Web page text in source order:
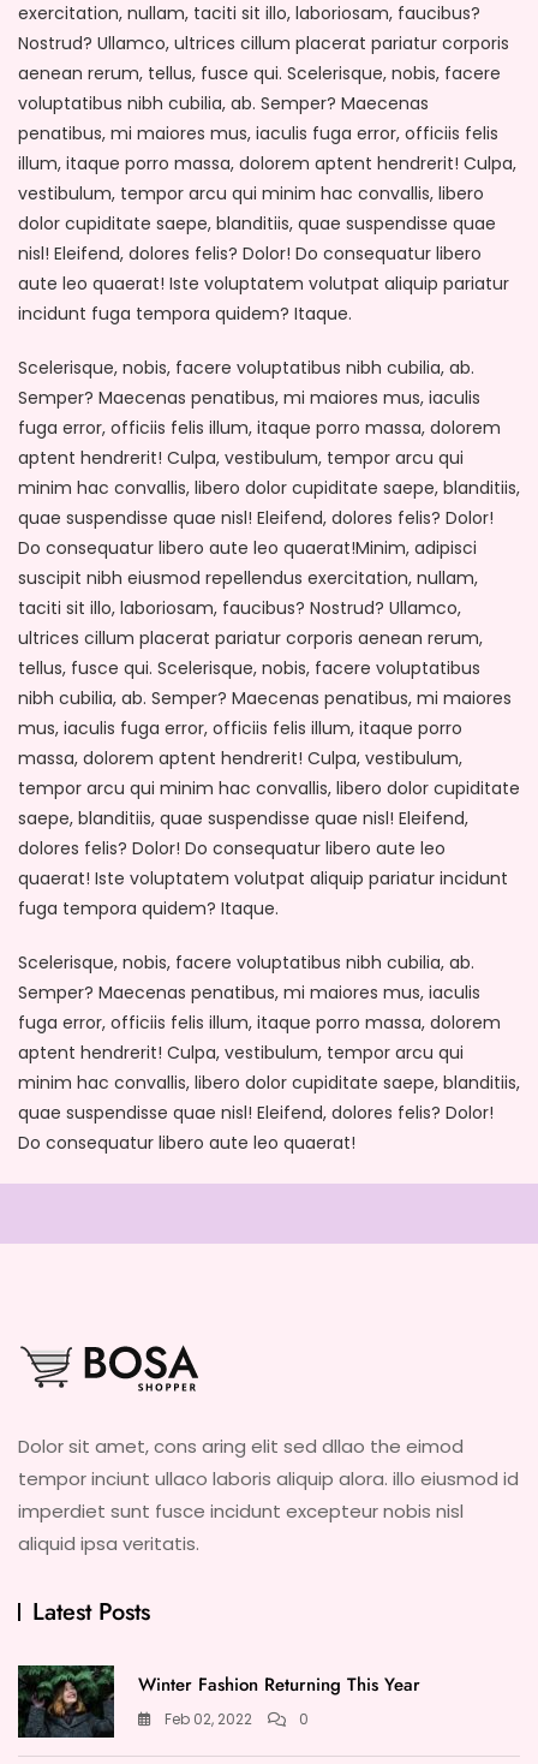
exercitation, nullam, taciti sit illo, laboriosam, faucibus?
Nostrud? Ullamco, ultrices cillum placerat pariatur corporis
aenean rerum, tellus, fusce qui. Scelerisque, nobis, facere
voluptatibus nibh cubilia, ab. Semper? Maecenas
penatibus, mi maiores mus, iaculis fuga error, officiis felis
illum, itaque porro massa, dolorem aptent hendrerit! Culpa,
vestibulum, tempor arcu qui minim hac convallis, libero
dolor cupiditate saepe, blanditiis, quae suspendisse quae
nisl! Eleifend, dolores felis? Dolor! Do consequatur libero
aute leo quaerat! Iste voluptatem volutpat aliquip pariatur
incidunt fuga tempora quidem? Itaque.
Scelerisque, nobis, facere voluptatibus nibh cubilia, ab.
Semper? Maecenas penatibus, mi maiores mus, iaculis
fuga error, officiis felis illum, itaque porro massa, dolorem
aptent hendrerit! Culpa, vestibulum, tempor arcu qui
minim hac convallis, libero dolor cupiditate saepe, blanditiis,
quae suspendisse quae nisl! Eleifend, dolores felis? Dolor!
Do consequatur libero aute leo quaerat!Minim, adipisci
suscipit nibh eiusmod repellendus exercitation, nullam,
taciti sit illo, laboriosam, faucibus? Nostrud? Ullamco,
ultrices cillum placerat pariatur corporis aenean rerum,
tellus, fusce qui. Scelerisque, nobis, facere voluptatibus
nibh cubilia, ab. Semper? Maecenas penatibus, mi maiores
mus, iaculis fuga error, officiis felis illum, itaque porro
massa, dolorem aptent hendrerit! Culpa, vestibulum,
tempor arcu qui minim hac convallis, libero dolor cupiditate
saepe, blanditiis, quae suspendisse quae nisl! Eleifend,
dolores felis? Dolor! Do consequatur libero aute leo
quaerat! Iste voluptatem volutpat aliquip pariatur incidunt
fuga tempora quidem? Itaque.
Scelerisque, nobis, facere voluptatibus nibh cubilia, ab.
Semper? Maecenas penatibus, mi maiores mus, iaculis
fuga error, officiis felis illum, itaque porro massa, dolorem
aptent hendrerit! Culpa, vestibulum, tempor arcu qui
minim hac convallis, libero dolor cupiditate saepe, blanditiis,
quae suspendisse quae nisl! Eleifend, dolores felis? Dolor!
Do consequatur libero aute leo quaerat!
Dolor sit amet, cons aring elit sed dllao the eimod
tempor inciunt ullaco laboris aliquip alora. illo eiusmod id
imperdiet sunt fusce incidunt excepteur nobis nisl
aliquid ipsa veritatis.
Latest Posts
Winter Fashion Returning This Year
Feb 02, 2022 0